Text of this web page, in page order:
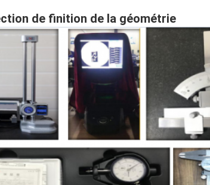
de finition de la géométrie